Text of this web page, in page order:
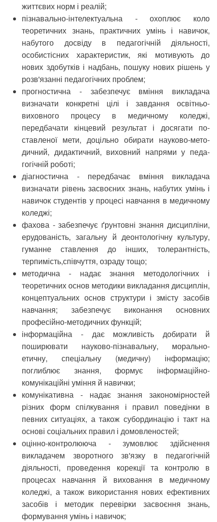
життєвих норм і реалій;
пізнавально-інтелектуальна - охоплює коло
теоретичних знань, практичних умінь і на­вичок,
набутого досвіду в педагогічній діяльнос­ті,
особистісних характеристик, які мотивують до
нових здобутків і надбань, пошуку нових рішень у
розв'язанні педагогічних проблем;
прогностична - забезпечує вміння викла­дача
визначати конкретні цілі і завдання освіт­ньо-
виховного процесу в медичному коледжі,
передбачати кінцевий результат і досягати по­
ставленої мети, доцільно обирати науково-мето­
дичний, дидактичний, виховний напрями у педа­
гогічній роботі;
діагностична - передбачає вміння викла­дача
визначати рівень засвоєних знань, набутих умінь і
навичок студентів у процесі навчання в медичному
коледжі;
фахова - забезпечує ґрунтовні знання дисципліни,
ерудованість, загальну й деонтологічну культуру,
гуманне ставлення до інших, толерантність,
терпимість,співчуття, озраду тощо;
методична - надає знання методологічних і
теоретичних основ методики викладання дисциплін,
концептуальних основ структури і змісту засобів
навчання; забезпечує виконання основних
професійно-методичних функцій;
інформаційна - дає можливість добирати й
поширювати науково-пізнавальну, морально-
етичну, спеціальну (медичну) інформацію;
поглиблює знання, формує інформаційно-
комунікаційні уміння й навички;
комунікативна - надає знання закономір­ностей
різних форм спілкування і правил поведін­ки в
певних ситуаціях, а також субординацію і такт на
основі соціальних правил і домовленостей;
оцінно-контролююча - зумовлює здійснен­ня
викладачем зворотного зв'язку в педагогічній
діяльності, проведення корекції та контролю в
процесах навчання й виховання в медичному
коледжі, а також використання нових ефектив­них
засобів і методик перевірки засвоєння знань,
формування умінь і навичок;